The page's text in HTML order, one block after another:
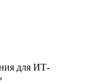
для ИТ-